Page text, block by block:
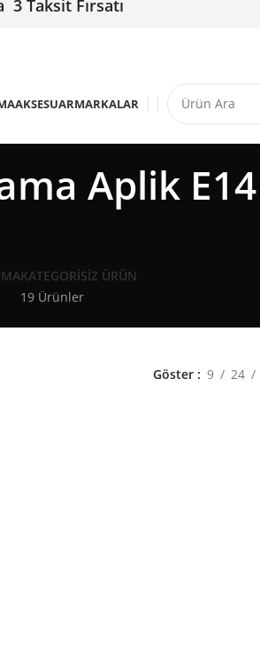
3 Taksit Fırsatı
AKSESUARMARKALAR
Aplik
KATEGORISIZ ÜRÜN
19 Ürünler
Göster 9 24